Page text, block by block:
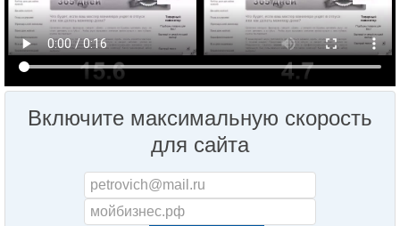
Включите максимальную скорость
для сайта